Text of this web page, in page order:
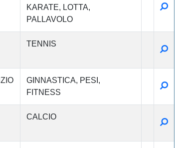
KARATE
LOTTA
PALLAVOLO
TENNIS
GINNASTICA
PESI
FITNESS
CALCIO